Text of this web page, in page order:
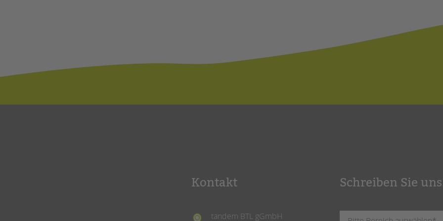
Kontakt
tandem BTL gGmbH
Schreiben Sie